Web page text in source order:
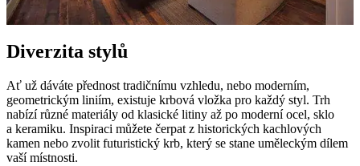
Diverzita stylů
Ať už dáváte přednost tradičnímu vzhledu, nebo moderním,
geometrickým liniím, existuje krbová vložka pro každý styl. Trh
nabízí různé materiály od klasické litiny až po moderní ocel, sklo
a keramiku. Inspiraci můžete čerpat z historických kachlových
kamen nebo zvolit futuristický krb, který se stane uměleckým dílem
vaší místnosti.